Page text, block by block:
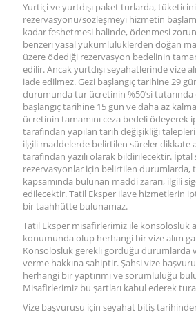
Yurtiçi ve yurtdışı paket turlarda,
rezervasyonu/sözleşmeyi hizmetin
kadar feshetmesi halinde, ödenmesi
benzeri yasal yükümlülüklerden doğan
üzere ödediği rezervasyon bedelinin
edilir. Ancak yurtdışı seyahatlerinde vize
iade edilmez. Gezi başlangıç tarihine 29
durumunda tur ücretinin %50’si tutarında
başlangıç tarihine 15 gün ve daha az
ücretinin tamamını ceza bedeli ödeyerek
tarafından yapılan tarih değişikliği
ilgili maddelerde belirtilen süreler dikkate
tarafından yazılı olarak bildirilecektir. İptal
rezervasyonlar için belirtilen durumlarda,
kapsamında bulunan maddi zararı, ilgili
edilecektir. Tatil Eksper ilave hizmetlerin
bir taahhütte bulunamaz.
Tatil Eksper misafirlerimiz ile konsolosluk
konumunda olup herhangi bir vize alım
Konsolosluk gerekli gördüğü durumlarda
verme hakkına sahiptir. Şahsi vize
herhangi bir yaptırımı ve sorumluluğu
Misafirlerimiz bu şartları kabul ederek tura
Vize başvurusu için seyahat bitiş